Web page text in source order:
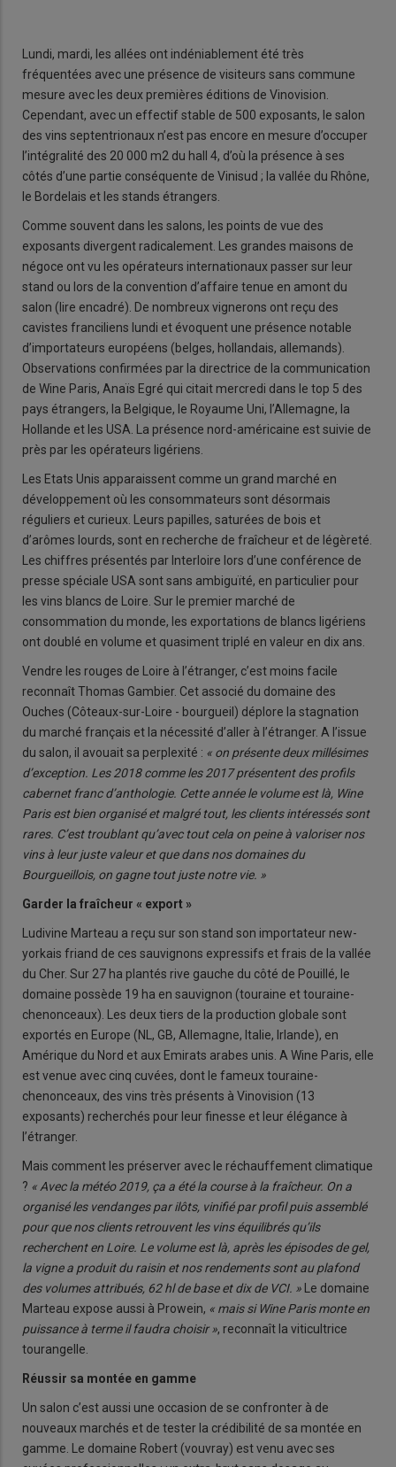
Lundi, mardi, les allées ont indéniablement été très
fréquentées avec une présence de visiteurs sans commune
mesure avec les deux premières éditions de Vinovision.
Cependant, avec un effectif stable de 500 exposants, le salon
des vins septentrionaux n’est pas encore en mesure d’occuper
l’intégralité des 20 000 m2 du hall 4, d’où la présence à ses
côtés d’une partie conséquente de Vinisud ; la vallée du Rhône,
le Bordelais et les stands étrangers.
Comme souvent dans les salons, les points de vue des
exposants divergent radicalement. Les grandes maisons de
négoce ont vu les opérateurs internationaux passer sur leur
stand ou lors de la convention d’affaire tenue en amont du
salon (lire encadré). De nombreux vignerons ont reçu des
cavistes franciliens lundi et évoquent une présence notable
d’importateurs européens (belges, hollandais, allemands).
Observations confirmées par la directrice de la communication
de Wine Paris, Anaïs Egré qui citait mercredi dans le top 5 des
pays étrangers, la Belgique, le Royaume Uni, l’Allemagne, la
Hollande et les USA. La présence nord-américaine est suivie de
près par les opérateurs ligériens.
Les Etats Unis apparaissent comme un grand marché en
développement où les consommateurs sont désormais
réguliers et curieux. Leurs papilles, saturées de bois et
d’arômes lourds, sont en recherche de fraîcheur et de légèreté.
Les chiffres présentés par Interloire lors d’une conférence de
presse spéciale USA sont sans ambiguïté, en particulier pour
les vins blancs de Loire. Sur le premier marché de
consommation du monde, les exportations de blancs ligériens
ont doublé en volume et quasiment triplé en valeur en dix ans.
Vendre les rouges de Loire à l’étranger, c’est moins facile
reconnaît Thomas Gambier. Cet associé du domaine des
Ouches (Côteaux-sur-Loire - bourgueil) déplore la stagnation
du marché français et la nécessité d’aller à l’étranger. A l’issue
du salon, il avouait sa perplexité : « on présente deux millésimes
d’exception. Les 2018 comme les 2017 présentent des profils
cabernet franc d’anthologie. Cette année le volume est là, Wine
Paris est bien organisé et malgré tout, les clients intéressés sont
rares. C’est troublant qu’avec tout cela on peine à valoriser nos
vins à leur juste valeur et que dans nos domaines du
Bourgueillois, on gagne tout juste notre vie. »
Garder la fraîcheur « export »
Ludivine Marteau a reçu sur son stand son importateur new-
yorkais friand de ces sauvignons expressifs et frais de la vallée
du Cher. Sur 27 ha plantés rive gauche du côté de Pouillé, le
domaine possède 19 ha en sauvignon (touraine et touraine-
chenonceaux). Les deux tiers de la production globale sont
exportés en Europe (NL, GB, Allemagne, Italie, Irlande), en
Amérique du Nord et aux Emirats arabes unis. A Wine Paris, elle
est venue avec cinq cuvées, dont le fameux touraine-
chenonceaux, des vins très présents à Vinovision (13
exposants) recherchés pour leur finesse et leur élégance à
l’étranger.
Mais comment les préserver avec le réchauffement climatique
? « Avec la météo 2019, ça a été la course à la fraîcheur. On a
organisé les vendanges par ilôts, vinifié par profil puis assemblé
pour que nos clients retrouvent les vins équilibrés qu’ils
recherchent en Loire. Le volume est là, après les épisodes de gel,
la vigne a produit du raisin et nos rendements sont au plafond
des volumes attribués, 62 hl de base et dix de VCI. »
Le domaine
Marteau expose aussi à Prowein, « mais si Wine Paris monte en
puissance à terme il faudra choisir », reconnaît la viticultrice
tourangelle.
Réussir sa montée en gamme
Un salon c’est aussi une occasion de se confronter à de
nouveaux marchés et de tester la crédibilité de sa montée en
gamme. Le domaine Robert (vouvray) est venu avec ses